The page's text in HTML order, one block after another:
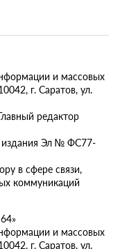
и массовых
г. Саратов, ул.
редактор
издания Эл № ФС77-
в сфере связи,
коммуникаций
и массовых
г. Саратов, ул.